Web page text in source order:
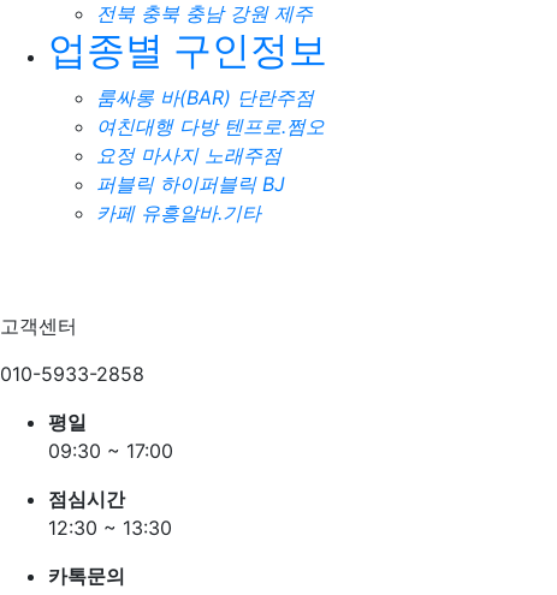
전북 충북 충남 강원 제주
업종별 구인정보
룸싸롱 바(BAR) 단란주점
여친대행 다방 텐프로.쩜오
요정 마사지 노래주점
퍼블릭 하이퍼블릭 BJ
카페 유흥알바.기타
고객센터
010-5933-2858
평일
09:30 ~ 17:00
점심시간
12:30 ~ 13:30
카톡문의